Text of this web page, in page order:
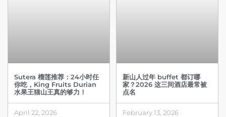
Sutera 榴莲推荐：24小时任
你吃，King Fruits Durian
水果王猫山王真的够力！
April 22, 2026
新山人过年 buffet 都订哪
家？2026 这三间酒店最常被
点名
February 13, 2026